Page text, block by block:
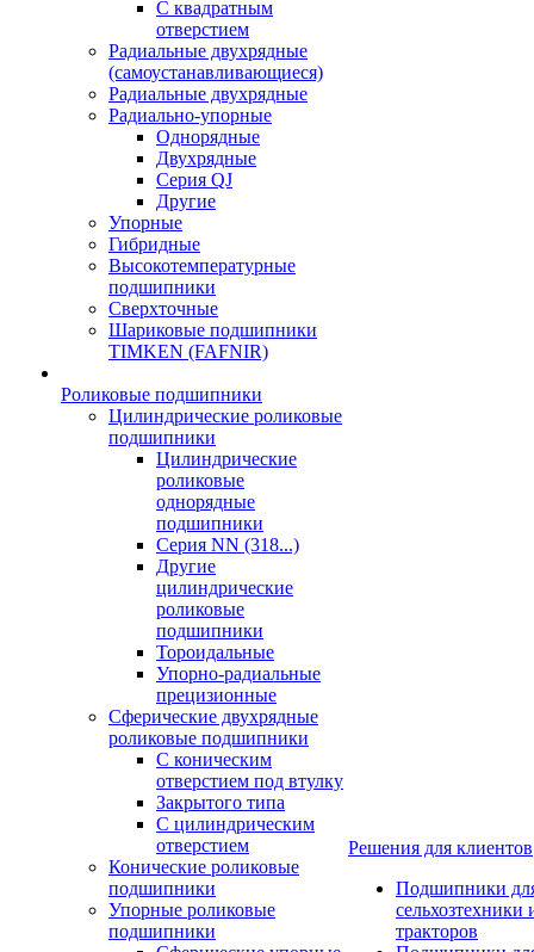
С квадратным
отверстием
Радиальные двухрядные
(самоустанавливающиеся)
Радиальные двухрядные
Радиально-упорные
Однорядные
Двухрядные
Серия QJ
Другие
Упорные
Гибридные
Высокотемпературные
подшипники
Сверхточные
Шариковые подшипники
TIMKEN (FAFNIR)
Роликовые подшипники
Цилиндрические роликовые
подшипники
Цилиндрические
роликовые
однорядные
подшипники
Серия NN (318...)
Другие
цилиндрические
роликовые
подшипники
Тороидальные
Упорно-радиальные
прецизионные
Сферические двухрядные
роликовые подшипники
С коническим
отверстием под втулку
Закрытого типа
С цилиндрическим
отверстием
Конические роликовые
подшипники
Упорные роликовые
подшипники
Решения для клиентов
Подшипники
сельхозтехники
тракторов